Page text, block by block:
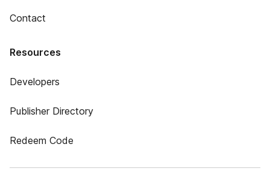
Contact
Resources
Developers
Publisher Directory
Redeem Code